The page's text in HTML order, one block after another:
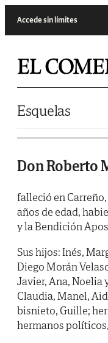
Accede sin límites
Esquelas
Don Roberto
falleció en Carreño,
años de edad,
y la Bendición
Sus hijos: Inés,
Diego Morán
Javier, Ana, Noelia
Claudia, Manel,
bisnieto, Guille;
hermanos